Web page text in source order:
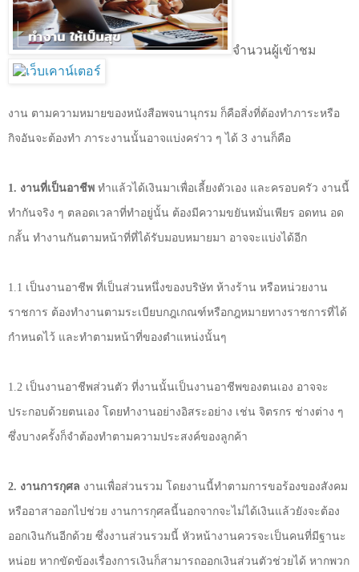
จำนวนผู้เข้าชม
งาน ตามความหมายของหนังสือพจนานุกรม ก็คือสิ่งที่ต้องทำภาระหรือ
กิจอันจะต้องทำ ภาระงานนั้นอาจแบ่งคร่าว ๆ ได้ 3 งานก็คือ
1 . งานที่เป็นอาชีพ ทำแล้วได้เงินมาเพื่อเลี้ยงตัวเอง และครอบครัว งานนี้
ทำกันจริง ๆ ตลอดเวลาที่ทำอยู่นั้น ต้องมีความขยันหมั่นเพียร อดทน อด
กลั้น ทำงานกันตามหน้าที่ที่ได้รับมอบหมายมา อาจจะแบ่งได้อีก
1.1 เป็นงานอาชีพ ที่เป็นส่วนหนึ่งของบริษัท ห้างร้าน หรือหน่วยงาน
ราชการ ต้องทำงานตามระเบียบกฎเกณฑ์หรือกฎหมายทางราชการที่ได้
กำหนดไว้ และทำตามหน้าที่ของตำแหน่งนั้นๆ
1.2 เป็นงานอาชีพส่วนตัว ที่งานนั้นเป็นงานอาชีพของตนเอง อาจจะ
ประกอบด้วยตนเอง โดยทำงานอย่างอิสระอย่าง เช่น จิตรกร ช่างต่าง ๆ
ซึ่งบางครั้งก็จำต้องทำตามความประสงค์ของลูกค้า
2. งานการกุศล งานเพื่อส่วนรวม โดยงานนี้ทำตามการขอร้องของสังคม
หรืออาสาออกไปช่วย งานการกุศลนี้นอกจากจะไม่ได้เงินแล้วยังจะต้อง
ออกเงินกันอีกด้วย ซึ่งงานส่วนรวมนี้ หัวหน้างานควรจะเป็นคนที่มีฐานะ
หน่อย หากขัดข้องเรื่องการเงินก็สามารถออกเงินส่วนตัวช่วยได้ หากพวก